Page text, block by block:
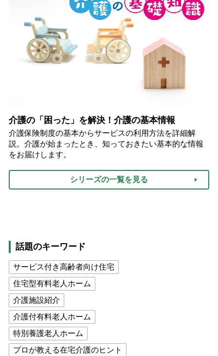
介護の「困った」を解決！介護の基本情報
介護保険制度の基本からサービスの利用方法を詳細解
説。介護が始まったとき、知っておきたい基本的な情報
をお届けします。
シリーズの一覧を見る
話題のキーワード
サービス付き高齢者向け住宅
住宅型有料老人ホーム
介護施設紹介
介護付有料老人ホーム
特別養護老人ホーム
プロが教える在宅介護のヒント